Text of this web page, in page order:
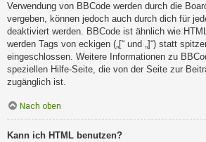
Verwendung von BBCode werden durch die
vergeben, können jedoch auch durch dich für
deaktiviert werden. BBCode ist ähnlich wie
werden Tags von eckigen („[“ und „]“) statt
eingeschlossen. Weitere Informationen zu
speziellen Hilfe-Seite, die von der Seite zur
zugänglich ist.
Nach oben
Kann ich HTML benutzen?